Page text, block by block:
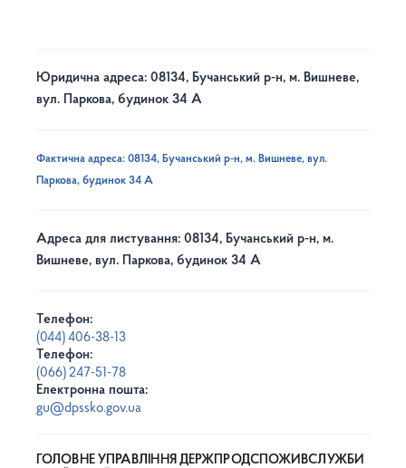
Юридична адреса: 08134, Бучанський р-н, м. Вишневе,
вул. Паркова, будинок 34 А
Фактична адреса: 08134, Бучанський р-н, м. Вишневе, вул.
Паркова, будинок 34 А
Адреса для листування: 08134, Бучанський р-н, м.
Вишневе, вул. Паркова, будинок 34 А
Телефон:
(044) 406-38-13
Телефон:
(066) 247-51-78
Електронна пошта:
gu@dpssko.gov.ua
ГОЛОВНЕ УПРАВЛІННЯ ДЕРЖПРОДСПОЖИВСЛУЖБИ